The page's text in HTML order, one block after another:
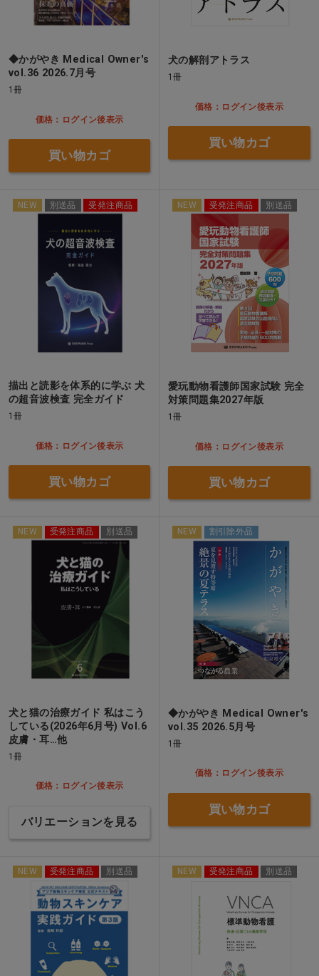
◆かがやき Medical Owner's
vol.36 2026.7月号
1冊
価格：ログイン後表示
買い物カゴ
犬の解剖アトラス
1冊
価格：ログイン後表示
買い物カゴ
NEW 別送品 受発注商品
描出と読影を体系的に学ぶ 犬
の超音波検査 完全ガイド
1冊
価格：ログイン後表示
買い物カゴ
NEW 受発注商品 別送品
愛玩動物看護師国家試験 完全
対策問題集2027年版
1冊
価格：ログイン後表示
買い物カゴ
NEW 受発注商品 別送品
犬と猫の治療ガイド 私はこう
している(2026年6月号) Vol.6
皮膚・耳…他
1冊
価格：ログイン後表示
バリエーションを見る
NEW 割引除外品
◆かがやき Medical Owner's
vol.35 2026.5月号
1冊
価格：ログイン後表示
買い物カゴ
NEW 受発注商品 別送品 NEW 受発注商品 別送品